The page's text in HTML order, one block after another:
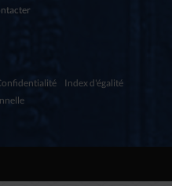
Index d'égalité